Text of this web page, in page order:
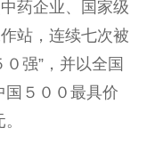
药企业、国家级
站，连续七次被
强”，并以全国
国５００最具价